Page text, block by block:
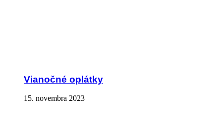
Vianočné oplátky
15. novembra 2023